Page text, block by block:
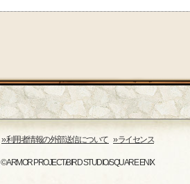
›› 利用者情報の外部送信について ›› ライセンス
© ARMOR PROJECT/BIRD STUDIO/SQUARE ENIX